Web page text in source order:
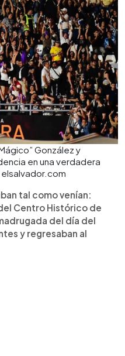
González y
en una verdadera
tal como venían:
Centro Histórico de
del día del
y regresaban al